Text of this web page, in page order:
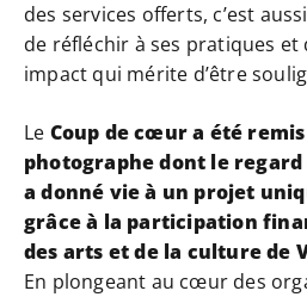
des services offerts, c’est
de réfléchir à ses pratiques
impact qui mérite d’être
Le Coup de cœur a été remis
photographe dont le
a donné vie à un projet
grâce à la participation
des arts et de la culture de
En plongeant au cœur des